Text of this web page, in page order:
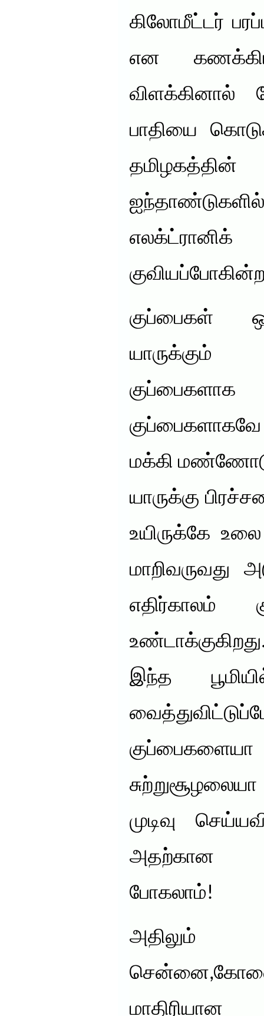
கிலோமீட்டர்
என
விளக்கினால்
பாதியை
எலக்ட்ரானிக்
குப்பைகள்
யாருக்கும்
குப்பைகளாக
மக்கி
யாருக்கு
உயிருக்கே
மாறிவருவது
எதிர்காலம்
இந்த
முடிவு
அதற்கான
போகலாம்!